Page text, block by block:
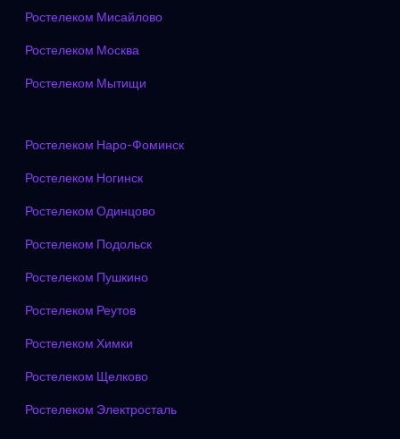
Ростелеком Мисайлово
Ростелеком Москва
Ростелеком Мытищи
Ростелеком Наро-Фоминск
Ростелеком Ногинск
Ростелеком Одинцово
Ростелеком Подольск
Ростелеком Пушкино
Ростелеком Реутов
Ростелеком Химки
Ростелеком Щелково
Ростелеком Электросталь